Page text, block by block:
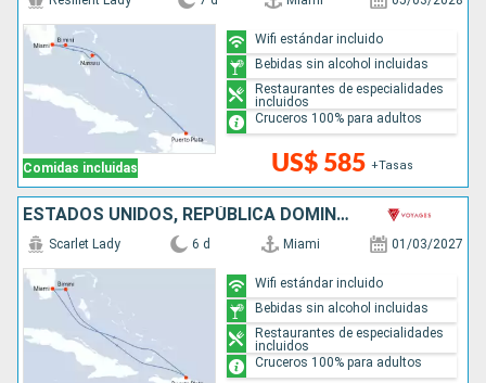
Comidas incluidas US$ 585 +Tasas
Wifi estándar incluido
Bebidas sin alcohol incluidas
Restaurantes de especialidades
incluidos
Cruceros 100% para adultos
ESTADOS UNIDOS, REPÚBLICA DOMINICANA, BAHAMAS
Scarlet Lady 6 d Miami 01/03/2027
Wifi estándar incluido
Bebidas sin alcohol incluidas
Restaurantes de especialidades
incluidos
Cruceros 100% para adultos